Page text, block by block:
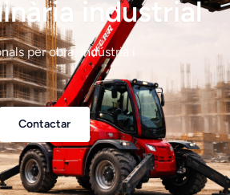
industrial
per obra, indústria i
Contactar